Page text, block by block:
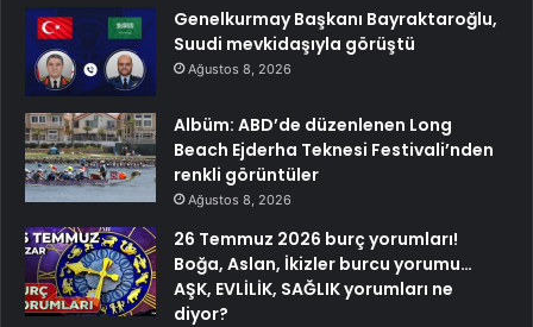
Genelkurmay Başkanı Bayraktaroğlu,
Suudi mevkidaşıyla görüştü
Ağustos 8, 2026
Albüm: ABD’de düzenlenen Long
Beach Ejderha Teknesi Festivali’nden
renkli görüntüler
Ağustos 8, 2026
26 Temmuz 2026 burç yorumları!
Boğa, Aslan, İkizler burcu yorumu…
AŞK, EVLİLİK, SAĞLIK yorumları ne
diyor?